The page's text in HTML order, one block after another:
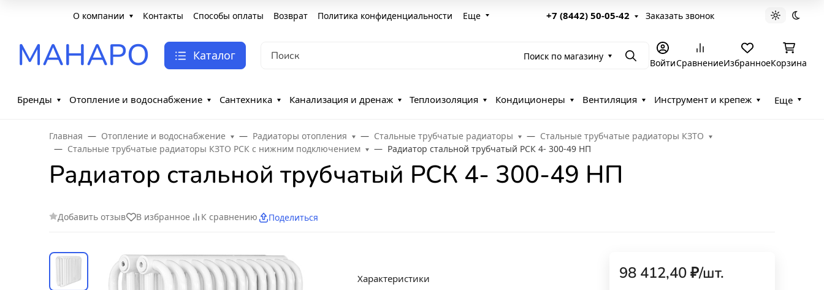
О компании Контакты Способы оплаты Возврат Политика конфиденциальности Еще +7 (8442) 50-05-42 Заказать звонок Светлая
МАНАРО Каталог Поиск по магазину ПоискВойтиСравнениеИзбранноеКорзина
Бренды Отопление и водоснабжение Сантехника Канализация и дренаж Теплоизоляция Кондиционеры Вентиляция Инструмент и крепеж Еще
Главная Отопление и водоснабжение Радиаторы отопления Стальные трубчатые радиаторы
Стальные трубчатые радиаторы КЗТО
Стальные трубчатые радиаторы КЗТО РСК с нижним подключением
Радиатор стальной трубчатый РСК 4- 300-49 НП
Радиатор стальной трубчатый РСК 4- 300-49 НП
Добавить отзыв В избранное К сравнению Поделиться
Характеристики
98 412,40₽/шт.